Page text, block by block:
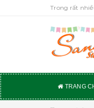
Trong rất
TRANG